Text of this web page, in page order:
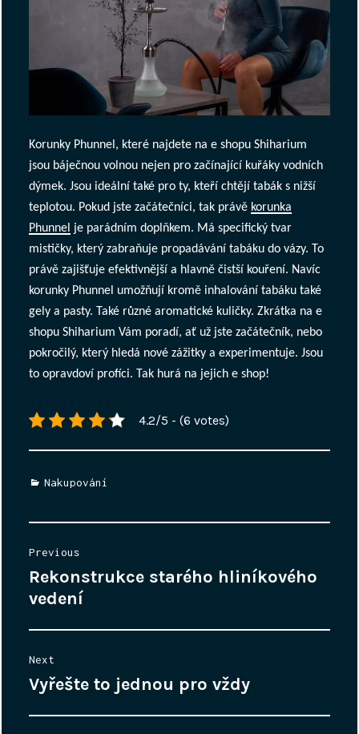
Korunky Phunnel, které najdete na e shopu Shiharium
jsou báječnou volnou nejen pro začínající kuřáky vodních
dýmek. Jsou ideální také pro ty, kteří chtějí tabák s nižší
teplotou. Pokud jste začátečníci, tak právě korunka
Phunnel je parádním doplňkem. Má specifický tvar
mističky, který zabraňuje propadávání tabáku do vázy. To
právě zajišťuje efektivnější a hlavně čistší kouření. Navíc
korunky Phunnel umožňují kromě inhalování tabáku také
gely a pasty. Také různé aromatické kuličky. Zkrátka na e
shopu Shiharium Vám poradí, ať už jste začátečník, nebo
pokročilý, který hledá nové zážitky a experimentuje. Jsou
to opravdoví profíci. Tak hurá na jejich e shop!
4.2/5 - (6 votes)
Categories
Nakupování
pro
příspěvek
Previous
Previous
post:
Rekonstrukce starého hliníkového
vedení
Next
Next
Vyřešte to jednou pro vždy